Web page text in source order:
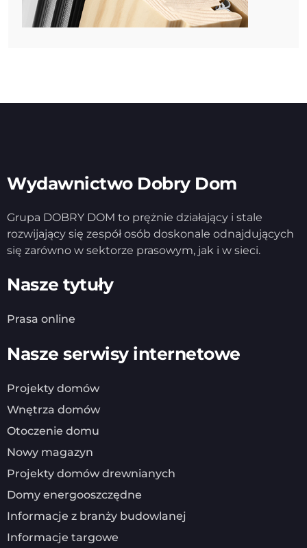
Wydawnictwo Dobry Dom
Grupa DOBRY DOM to prężnie działający i stale
rozwijający się zespół osób doskonale odnajdujących
się zarówno w sektorze prasowym, jak i w sieci.
Nasze tytuły
Prasa online
Nasze serwisy internetowe
Projekty domów
Wnętrza domów
Otoczenie domu
Nowy magazyn
Projekty domów drewnianych
Domy energooszczędne
Informacje z branży budowlanej
Informacje targowe